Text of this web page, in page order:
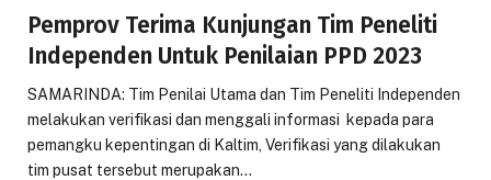
Pemprov Terima Kunjungan Tim Peneliti
Independen Untuk Penilaian PPD 2023
SAMARINDA: Tim Penilai Utama dan Tim Peneliti Independen
melakukan verifikasi dan menggali informasi kepada para
pemangku kepentingan di Kaltim, Verifikasi yang dilakukan
tim pusat tersebut merupakan…